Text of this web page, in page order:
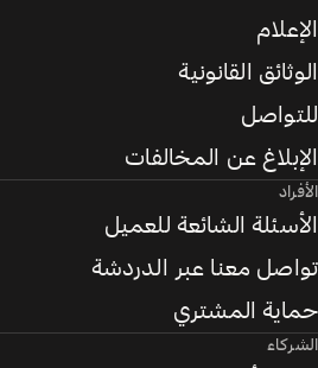
الإعلام
الوثائق القانونية
للتواصل
الإبلاغ عن المخالفات
الأفراد
الأسئلة الشائعة للعميل
تواصل معنا عبر الدردشة
حماية المشتري
الشركاء